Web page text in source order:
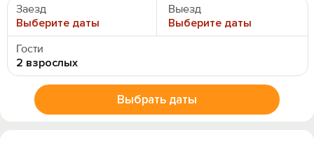
Заезд
Выберите даты
Выезд
Выберите даты
Гости
2 взрослых
Выбрать даты